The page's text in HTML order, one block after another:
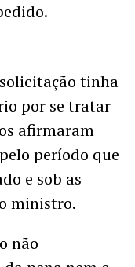
tinha
por se tratar
afirmaram
período que
e sob as
ministro.
não